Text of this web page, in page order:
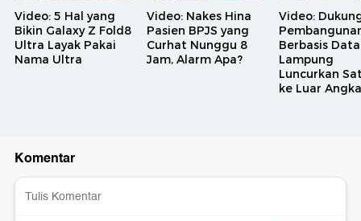
Video: 5 Hal yang
Bikin Galaxy Z Fold8
Ultra Layak Pakai
Nama Ultra
Video: Nakes Hina
Pasien BPJS yang
Curhat Nunggu 8
Jam, Alarm Apa?
Video:
Berbasis
Lampung
Luncurkan
ke Luar